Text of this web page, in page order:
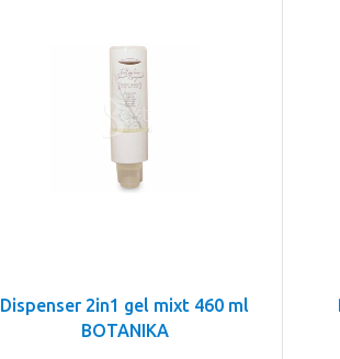
Dispenser 2in1 gel mixt 460 ml
BOTANIKA